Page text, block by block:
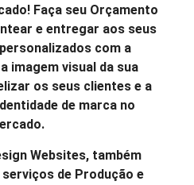
Faça seu Orçamento
e entregar aos seus
com a
imagem visual da sua
os seus clientes e a
de marca no
Websites, também
de Produção e